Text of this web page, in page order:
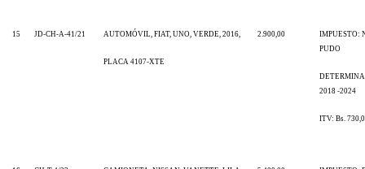
15 JD-CH-A-41/21 AUTOMÓVIL, FIAT, UNO, VERDE, 2016,
PLACA 4107-XTE
2.900,00
IMPUESTO:
PUDO
2018 -2024
ITV: Bs.